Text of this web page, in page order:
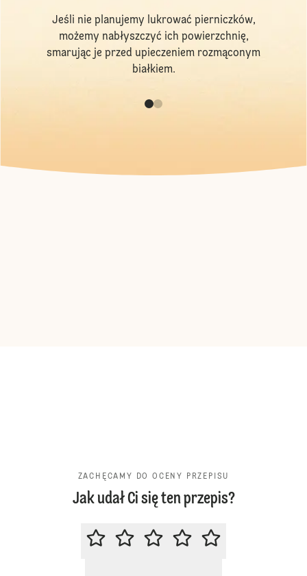
Jeśli nie planujemy lukrować pierniczków,
możemy nabłyszczyć ich powierzchnię,
smarując je przed upieczeniem rozmąconym
białkiem.
ZACHĘCAMY DO OCENY PRZEPISU
Jak udał Ci się ten przepis?
ZACHĘCAMY DO OCENY